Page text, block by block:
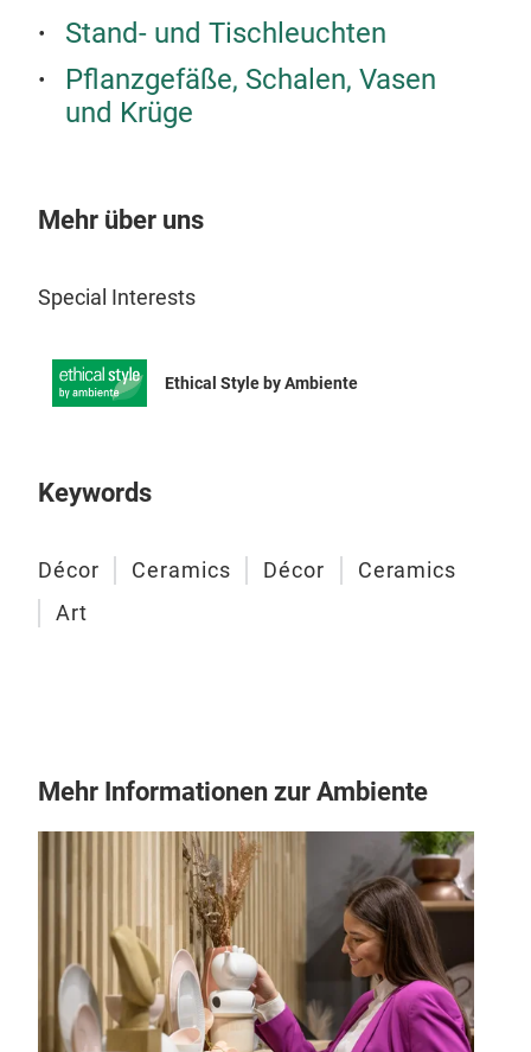
Stand- und Tischleuchten
Pflanzgefäße, Schalen, Vasen
und Krüge
Mehr über uns
Special Interests
Ethical Style by Ambiente
Keywords
Décor Ceramics Décor
Ceramics
Art
Mehr Informationen zur Ambiente